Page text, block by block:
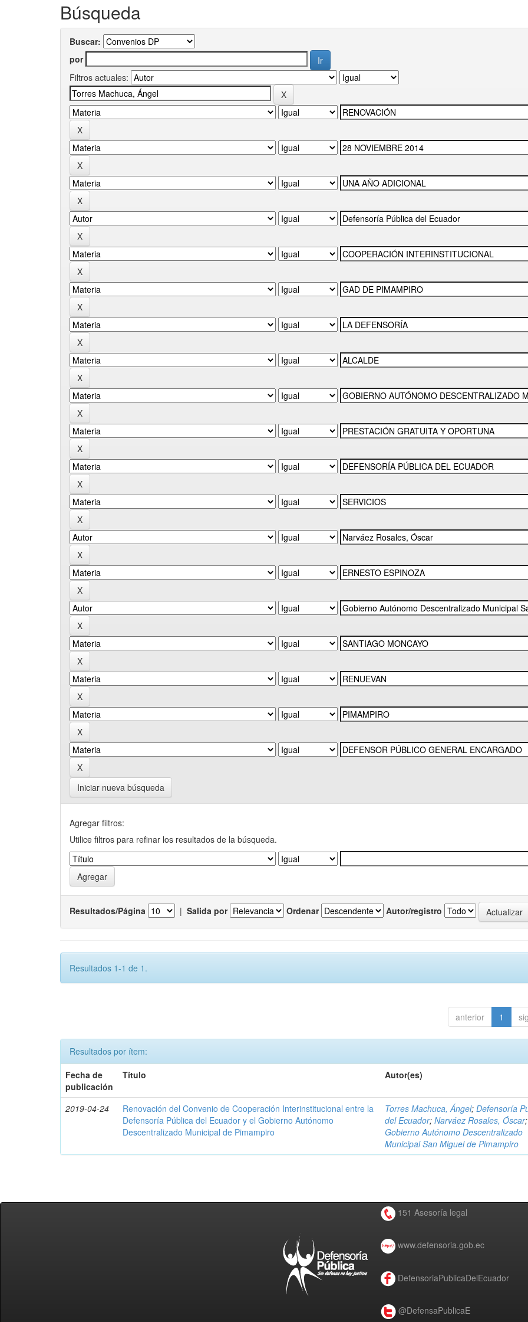
Búsqueda
Buscar:
por
Filtros actuales:
Iniciar nueva búsqueda
Agregar filtros:
Utilice filtros para refinar los resultados de la búsqueda.
Resultados/Página | Salida por Ordenar Autor/registro
Resultados 1-1 de 1.
anterior 1
Resultados por ítem:
Fecha de
publicación
Título Autor(es)
2019-04-24
Renovación del Convenio de Cooperación Interinstitucional entre la
Defensoría Pública del Ecuador y el Gobierno Autónomo
Descentralizado Municipal de Pimampiro
Torres Machuca, Ángel;Defensoría
del Ecuador;Narváez Rosales, Óscar;
Gobierno Autónomo Descentralizado
Municipal San Miguel de Pimampiro
151 Asesoría legal
www.defensoria.gob.ec
DefensoriaPublicaDelEcuador
@DefensaPublicaE